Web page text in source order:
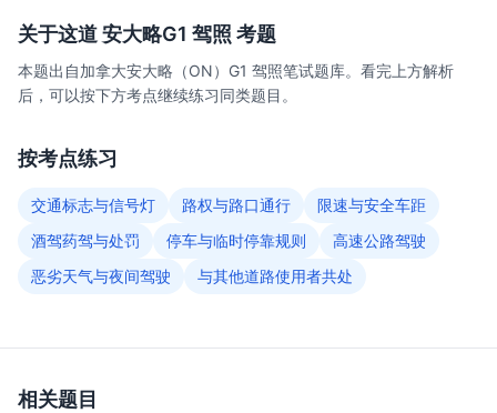
关于这道 安大略G1 驾照 考题
本题出自加拿大安大略（ON）G1 驾照笔试题库。看完上方解析
后，可以按下方考点继续练习同类题目。
按考点练习
交通标志与信号灯 路权与路口通行
限速与安全车距
酒驾药驾与处罚
停车与临时停靠规则
高速公路驾驶
恶劣天气与夜间驾驶
与其他道路使用者共处
相关题目